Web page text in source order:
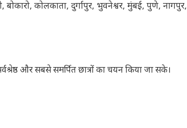
कोलकाता, दुर्गापुर, भुवनेश्वर, मुंबई, पुणे, नागपुर,
और सबसे समर्पित छात्रों का चयन किया जा सके।